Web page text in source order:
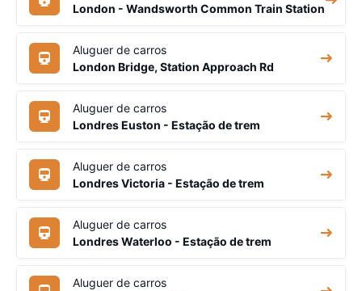
London - Wandsworth Common Train Station
Aluguer de carros
London Bridge, Station Approach Rd
Aluguer de carros
Londres Euston - Estação de trem
Aluguer de carros
Londres Victoria - Estação de trem
Aluguer de carros
Londres Waterloo - Estação de trem
Aluguer de carros